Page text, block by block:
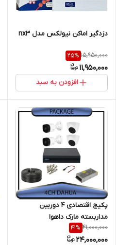
دزدگیر اماکن نیولکس مدل nx3
15,950,000
25%
11,950,000
افزودن به سبد
پکیج اقتصادی 4 دوربین
مداربسته مارک داهوا
41,000,000
41%
24,000,000